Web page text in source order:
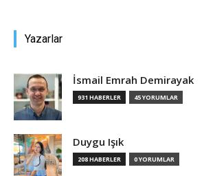
Yazarlar
İsmail Emrah Demirayak
931 HABERLER 45 YORUMLAR
Duygu Işık
208 HABERLER 0 YORUMLAR